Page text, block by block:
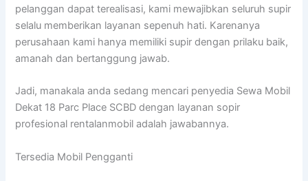
pelanggan dapat terealisasi, kami mewajibkan seluruh supir
selalu memberikan layanan sepenuh hati. Karenanya
perusahaan kami hanya memiliki supir dengan prilaku baik,
amanah dan bertanggung jawab.
Jadi, manakala anda sedang mencari penyedia Sewa Mobil
Dekat 18 Parc Place SCBD dengan layanan sopir
profesional rentalanmobil adalah jawabannya.
Tersedia Mobil Pengganti